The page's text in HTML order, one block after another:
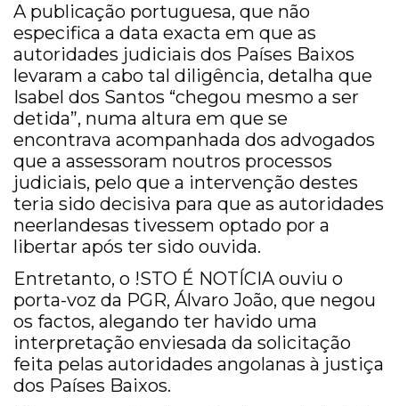
A publicação portuguesa, que não
especifica a data exacta em que as
autoridades judiciais dos Países Baixos
levaram a cabo tal diligência, detalha que
Isabel dos Santos “chegou mesmo a ser
detida”, numa altura em que se
encontrava acompanhada dos advogados
que a assessoram noutros processos
judiciais, pelo que a intervenção destes
teria sido decisiva para que as autoridades
neerlandesas tivessem optado por a
libertar após ter sido ouvida.
Entretanto, o !STO É NOTÍCIA ouviu o
porta-voz da PGR, Álvaro João, que negou
os factos, alegando ter havido uma
interpretação enviesada da solicitação
feita pelas autoridades angolanas à justiça
dos Países Baixos.